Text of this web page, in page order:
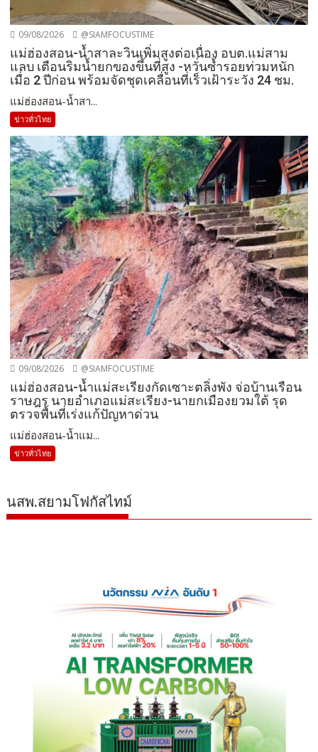
09/08/2026 @SIAMFOCUSTIME
แม่ฮ่องสอน-น้ำสาละวินเพิ่มสูงต่อเนื่อง อบต.แม่สาม
แลบ เตือนริมน้ำยกของขึ้นที่สูง -หวั่นซ้ำรอยท่วมหนัก
เมื่อ 2 ปีก่อน พร้อมจัดชุดเคลื่อนที่เร็วเฝ้าระวัง 24 ชม.
แม่ฮ่องสอน-น้ำสา...
ข่าวทั่วไทย
09/08/2026 @SIAMFOCUSTIME
แม่ฮ่องสอน-น้ำแม่สะเรียงกัดเซาะตลิ่งพัง จ่อบ้านเรือน
ราษฎร นายอำเภอแม่สะเรียง-นายกเมืองยวมใต้ รุด
ตรวจพื้นที่เร่งแก้ปัญหาด่วน
แม่ฮ่องสอน-น้ำแม...
ข่าวทั่วไทย
นสพ.สยามโฟกัสไทม์